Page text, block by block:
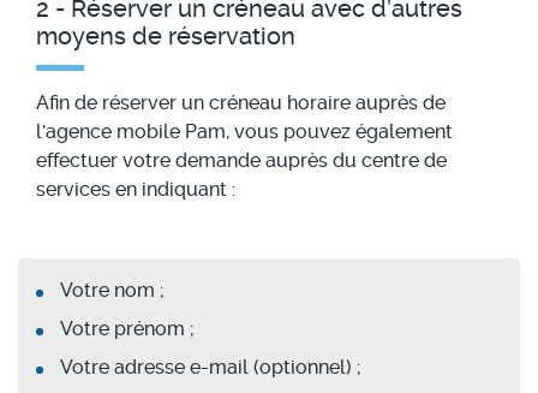
2 - Réserver un créneau avec d’autres
moyens de réservation
Afin de réserver un créneau horaire auprès de
l'agence mobile Pam, vous pouvez également
effectuer votre demande auprès du centre de
services en indiquant :
Votre nom ;
Votre prénom ;
Votre adresse e-mail (optionnel) ;